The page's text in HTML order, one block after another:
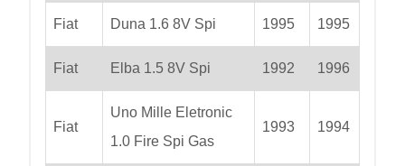
Fiat Duna 1.6 8V Spi 1995 1995
Fiat Elba 1.5 8V Spi 1992 1996
Fiat
Uno Mille Eletronic
1.0 Fire Spi Gas
1993 1994